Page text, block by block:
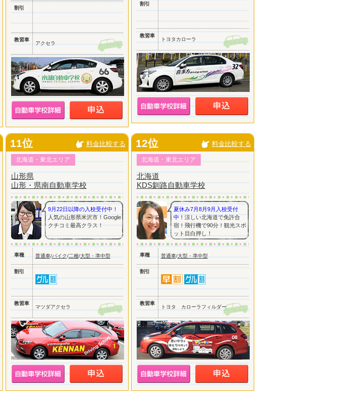
割引
教習車
アクセラ
割引
教習車
トヨタカローラ
11位 料金比較する
北海道・東北エリア
山形県
山形・県南自動車学校
9月22日以降の入校受付中！
人気の山形県米沢市！Google
クチコミ最高クラス！
車種 普通車/バイク/二種/大型・準中型
割引
教習車
マツダアクセラ
12位 料金比較する
北海道・東北エリア
北海道
KDS釧路自動車学校
夏休み7月8月9月入校受付
中！ 涼しい北海道で免許合
宿！飛行機で90分！観光スポ
ット目白押し！
車種 普通車/大型・準中型
割引
教習車
トヨタ カローラフィルダー